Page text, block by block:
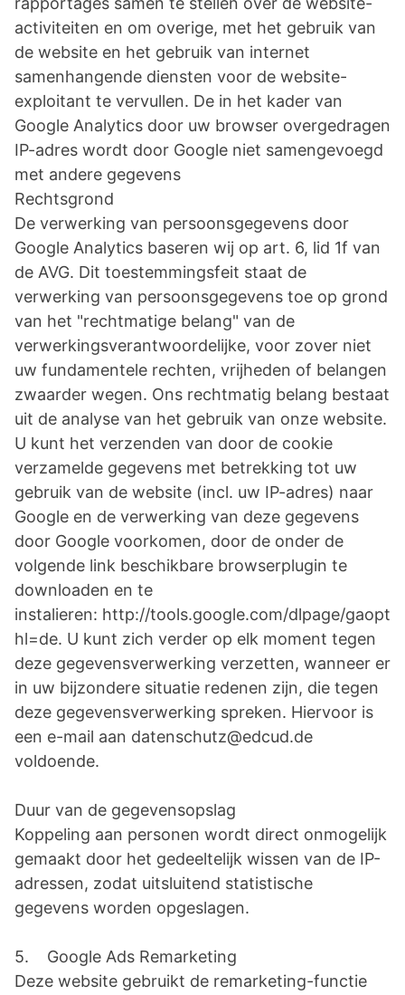
activiteiten en om overige, met het gebruik van
de website en het gebruik van internet
samenhangende diensten voor de website-
exploitant te vervullen. De in het kader van
Google Analytics door uw browser overgedragen
IP-adres wordt door Google niet samengevoegd
met andere gegevens
Rechtsgrond
De verwerking van persoonsgegevens door
Google Analytics baseren wij op art. 6, lid 1f van
de AVG. Dit toestemmingsfeit staat de
verwerking van persoonsgegevens toe op grond
van het "rechtmatige belang" van de
verwerkingsverantwoordelijke, voor zover niet
uw fundamentele rechten, vrijheden of belangen
zwaarder wegen. Ons rechtmatig belang bestaat
uit de analyse van het gebruik van onze website.
U kunt het verzenden van door de cookie
verzamelde gegevens met betrekking tot uw
gebruik van de website (incl. uw IP-adres) naar
Google en de verwerking van deze gegevens
door Google voorkomen, door de onder de
volgende link beschikbare browserplugin te
downloaden en te
instalieren: http://tools.google.com/dlpage/
hl=de. U kunt zich verder op elk moment tegen
deze gegevensverwerking verzetten, wanneer er
in uw bijzondere situatie redenen zijn, die tegen
deze gegevensverwerking spreken. Hiervoor is
een e-mail aan datenschutz@edcud.de
voldoende.
Duur van de gegevensopslag
Koppeling aan personen wordt direct onmogelijk
gemaakt door het gedeeltelijk wissen van de IP-
adressen, zodat uitsluitend statistische
gegevens worden opgeslagen.
5. Google Ads Remarketing
Deze website gebruikt de remarketing-functie